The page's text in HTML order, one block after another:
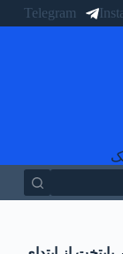
ا
Telegram